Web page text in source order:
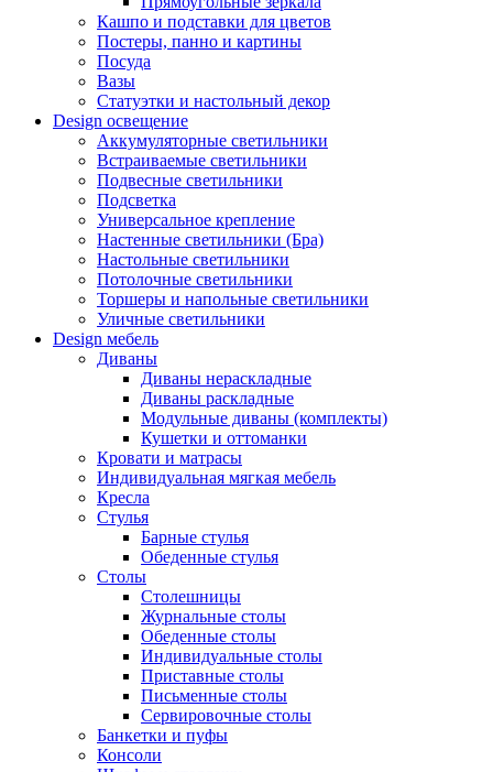
Кашпо и подставки для цветов
Постеры, панно и картины
Посуда
Вазы
Статуэтки и настольный декор
Design освещение
Аккумуляторные светильники
Встраиваемые светильники
Подвесные светильники
Подсветка
Универсальное крепление
Настенные светильники (Бра)
Настольные светильники
Потолочные светильники
Торшеры и напольные светильники
Уличные светильники
Design мебель
Диваны
Диваны нераскладные
Диваны раскладные
Модульные диваны (комплекты)
Кушетки и оттоманки
Кровати и матрасы
Индивидуальная мягкая мебель
Кресла
Стулья
Барные стулья
Обеденные стулья
Столы
Столешницы
Журнальные столы
Обеденные столы
Индивидуальные столы
Приставные столы
Письменные столы
Сервировочные столы
Банкетки и пуфы
Консоли